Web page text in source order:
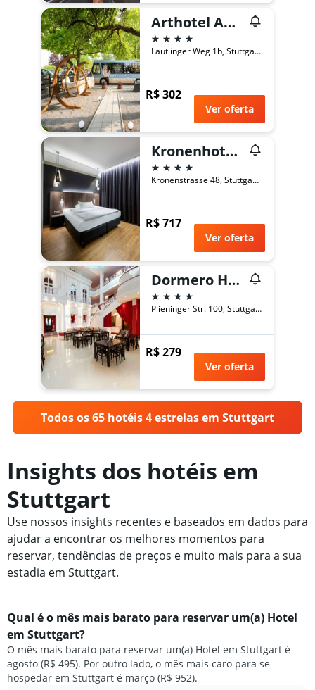
Arthotel ANA Neotel
4 estrelas
Lautlinger Weg 1b, Stuttgart, Baden-Württemberg, Alemanha
R$ 302
Ver oferta
Kronenhotel Stuttgart
4 estrelas
Kronenstrasse 48, Stuttgart, Baden-Württemberg, Alemanha
R$ 717
Ver oferta
Dormero Hotel Stuttgart
4 estrelas
Plieninger Str. 100, Stuttgart, Baden-Württemberg, Alemanha
R$ 279
Ver oferta
Todos os 65 hotéis 4 estrelas em Stuttgart
Insights dos hotéis em
Stuttgart
Use nossos insights recentes e baseados em dados para
ajudar a encontrar os melhores momentos para
reservar, tendências de preços e muito mais para a sua
estadia em Stuttgart.
Qual é o mês mais barato para reservar um(a) Hotel
em Stuttgart?
O mês mais barato para reservar um(a) Hotel em Stuttgart é
agosto (R$ 495). Por outro lado, o mês mais caro para se
hospedar em Stuttgart é março (R$ 952).